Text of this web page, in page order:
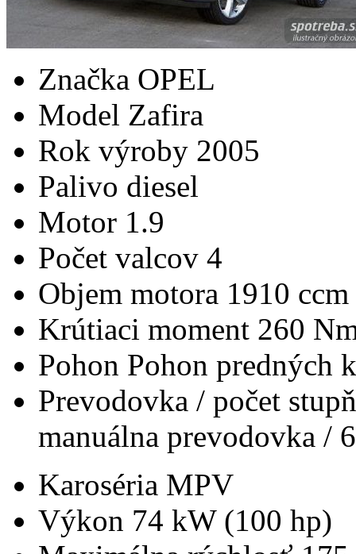
Značka OPEL
Model Zafira
Rok výroby 2005
Palivo diesel
Motor 1.9
Počet valcov 4
Objem motora 1910 ccm
Krútiaci moment 260
Pohon Pohon predných
Prevodovka / počet
manuálna prevodovka / 6
Karoséria MPV
Výkon 74 kW (100 hp)